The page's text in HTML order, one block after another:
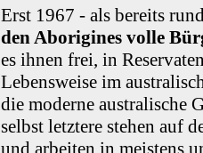
Erst 1967 - als bereits
den Aborigines volle
es ihnen frei, in
Lebensweise im
die moderne australische
selbst letztere stehen auf
und arbeiten in meistens